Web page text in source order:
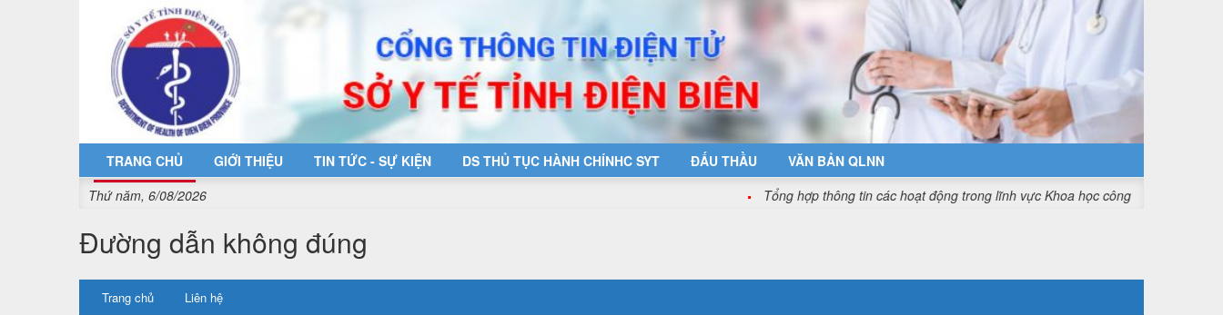
TRANG CHỦ GIỚI THIỆU TIN TỨC - SỰ KIỆN DS THỦ TỤC HÀNH CHÍNHC SYT ĐẤU THẦU
VĂN BẢN QLNN
Thứ năm, 6/08/2026
Tổng hợp thông tin các hoạt động trong lĩnh vực Khoa học công nghệ, đổi mới
Đường dẫn không đúng
Trang chủ Liên hệ